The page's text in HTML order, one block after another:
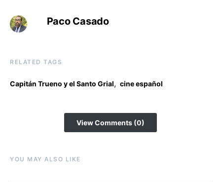
Paco Casado
RELATED TAGS
Capitán Trueno y el Santo Grial, cine español
View Comments (0)
YOU MAY ALSO LIKE